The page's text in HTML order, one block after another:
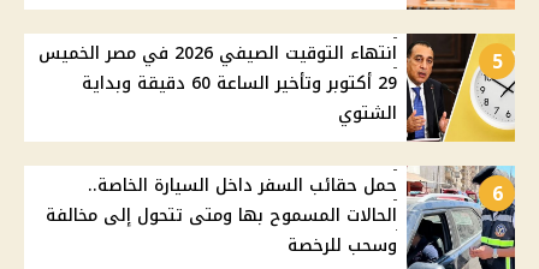
5
انتهاء التوقيت الصيفي 2026 في مصر الخميس
29 أكتوبر وتأخير الساعة 60 دقيقة وبداية
الشتوي
6
حمل حقائب السفر داخل السيارة الخاصة..
الحالات المسموح بها ومتى تتحول إلى مخالفة
وسحب للرخصة